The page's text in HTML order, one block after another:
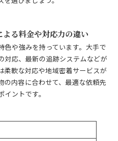
る料金や対応力の違い
色や強みを持っています。大手で
対応、最新の追跡システムなどが
柔軟な対応や地域密着サービスが
の内容に合わせて、最適な依頼先
ントです。